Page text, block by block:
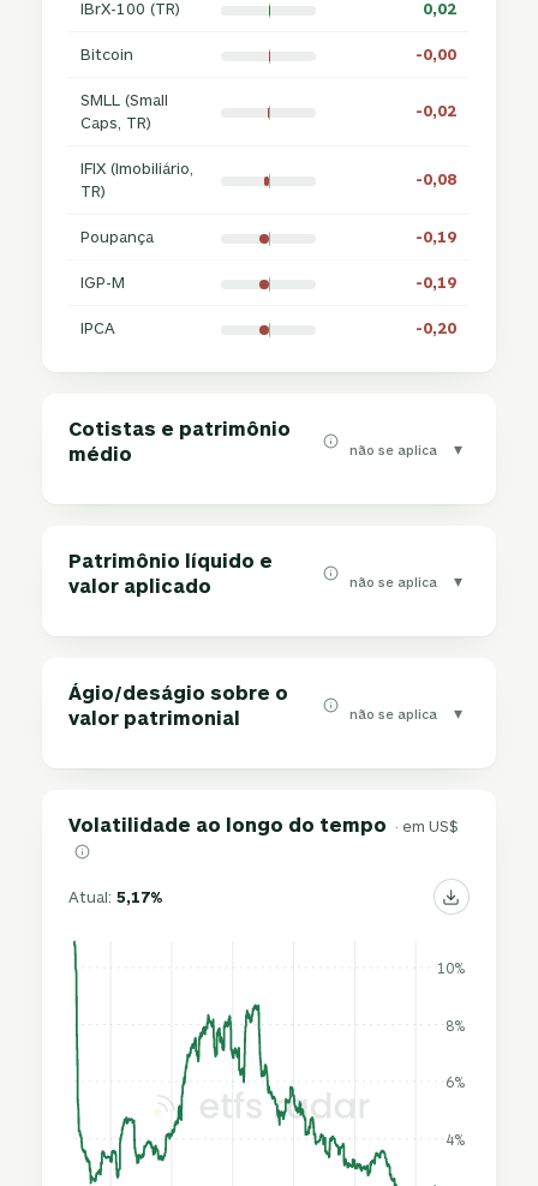
IBrX-100 (TR) 0,02
Bitcoin -0,00
SMLL (Small
Caps, TR)
-0,02
IFIX (Imobiliário,
TR)
-0,08
Poupança -0,19
IGP-M -0,19
IPCA -0,20
Cotistas e patrimônio
médio
não se aplica ▾
Patrimônio líquido e
valor aplicado
não se aplica ▾
Ágio/deságio sobre o
valor patrimonial
não se aplica ▾
Volatilidade ao longo do tempo · em US$
Atual:5,17%
4%
6%
8%
10%